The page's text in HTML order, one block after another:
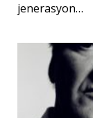
jenerasyon…